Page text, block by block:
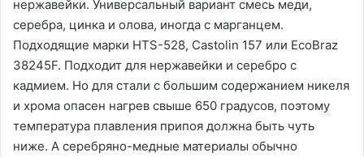
нержавейки. Универсальный вариант смесь меди,
серебра, цинка и олова, иногда с марганцем.
Подходящие марки HTS-528, Castolin 157 или EcoBraz
38245F. Подходит для нержавейки и серебро с
кадмием. Но для стали с большим содержанием никеля
и хрома опасен нагрев свыше 650 градусов, поэтому
температура плавления припоя должна быть чуть
ниже. А серебряно-медные материалы обычно